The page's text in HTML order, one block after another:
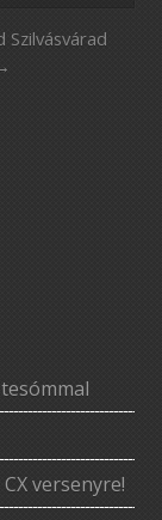
Szilvásvárad
versenyre!